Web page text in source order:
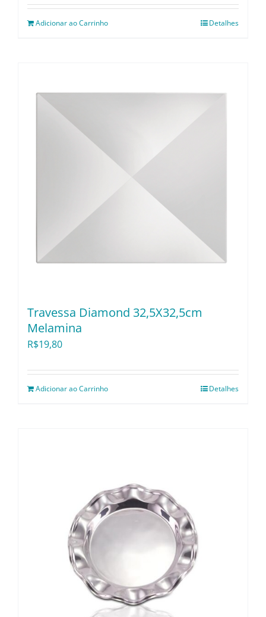
Adicionar ao Carrinho Detalhes
Travessa Diamond 32,5X32,5cm
Melamina
R$19,80
Adicionar ao Carrinho Detalhes